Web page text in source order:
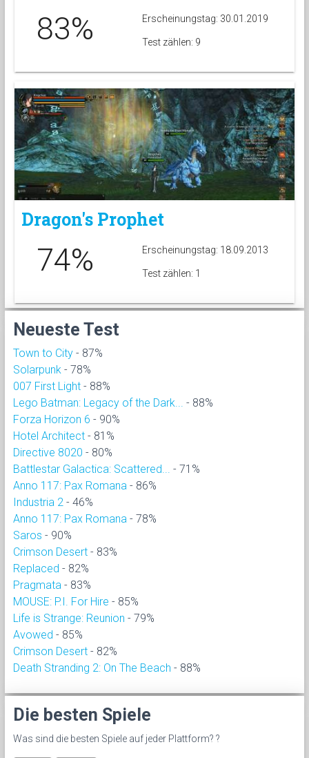
83% Erscheinungstag: 30.01.2019
Test zählen: 9
Dragon's Prophet
74% Erscheinungstag: 18.09.2013
Test zählen: 1
Neueste Test
Town to City - 87%
Solarpunk - 78%
007 First Light - 88%
Lego Batman: Legacy of the Dark... - 88%
Forza Horizon 6 - 90%
Hotel Architect - 81%
Directive 8020 - 80%
Battlestar Galactica: Scattered... - 71%
Anno 117: Pax Romana - 86%
Industria 2 - 46%
Anno 117: Pax Romana - 78%
Saros - 90%
Crimson Desert - 83%
Replaced - 82%
Pragmata - 83%
MOUSE: P.I. For Hire - 85%
Life is Strange: Reunion - 79%
Avowed - 85%
Crimson Desert - 82%
Death Stranding 2: On The Beach - 88%
Die besten Spiele
Was sind die besten Spiele auf jeder Plattform? ?